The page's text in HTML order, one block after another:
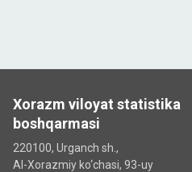
Xorazm viloyat statistika
boshqarmasi
220100, Urganch sh.,
Al-Xorazmiy ko‘chаsi, 93-uy